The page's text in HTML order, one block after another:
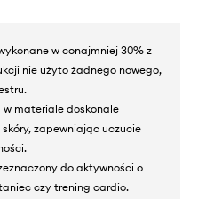
w conajmniej 30% z
nie użyto żadnego nowego,
materiale doskonale
zapewniając uczucie
do aktywności o
czy trening cardio.